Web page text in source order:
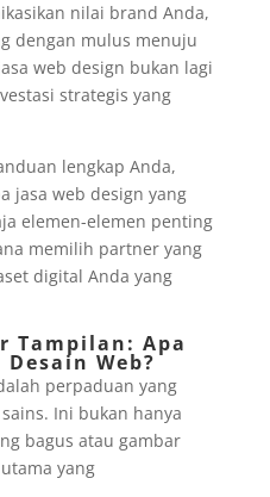
nilai brand Anda,
dengan mulus menuju
web design bukan lagi
strategis yang
lengkap Anda,
jasa web design yang
elemen-elemen penting
memilih partner yang
digital Anda yang
Tampilan: Apa
Web?
perpaduan yang
Ini bukan hanya
bagus atau gambar
yang